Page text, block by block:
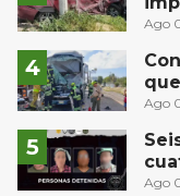
Ago
Ago
Ago